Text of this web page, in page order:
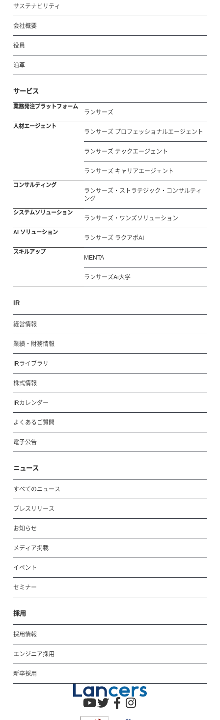
サステナビリティ
会社概要
役員
沿革
サービス
業務発注プラットフォーム
ランサーズ
人材エージェント
ランサーズ プロフェッショナルエージェント
ランサーズ テックエージェント
ランサーズ キャリアエージェント
コンサルティング
ランサーズ・ストラテジック・コンサルティ
ング
システムソリューション
ランサーズ・ワンズソリューション
AI ソリューション
ランサーズ ラクアポAI
スキルアップ
MENTA
ランサーズAi大学
IR
経営情報
業績・財務情報
IRライブラリ
株式情報
IRカレンダー
よくあるご質問
電子公告
ニュース
すべてのニュース
プレスリリース
お知らせ
メディア掲載
イベント
セミナー
採用
採用情報
エンジニア採用
新卒採用